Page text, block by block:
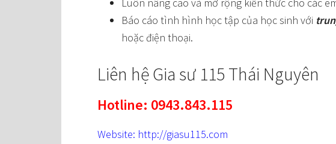
Báo cáo tình hình học tập của học sinh với
hoặc điện thoại.
Liên hệ Gia sư 115 Thái Nguyên
Hotline: 0943.843.115
Website: http://giasu115.com